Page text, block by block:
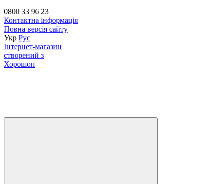
0800 33 96 23
Контактна інформація
Повна версія сайту
Укр Рус
Інтернет-магазин
створений з
Хорошоп